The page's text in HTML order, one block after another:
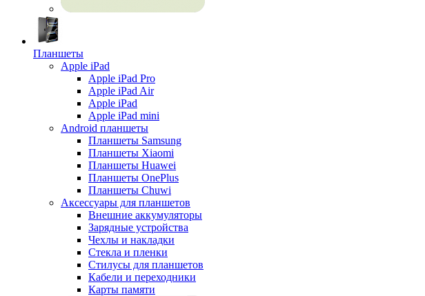
Планшеты
Apple iPad
Apple iPad Pro
Apple iPad Air
Apple iPad
Apple iPad mini
Android планшеты
Планшеты Samsung
Планшеты Xiaomi
Планшеты Huawei
Планшеты OnePlus
Планшеты Chuwi
Аксессуары для планшетов
Внешние аккумуляторы
Зарядные устройства
Чехлы и накладки
Стекла и пленки
Стилусы для планшетов
Кабели и переходники
Карты памяти